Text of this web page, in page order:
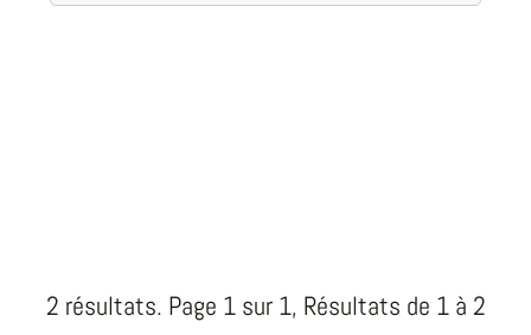
2 résultats. Page 1 sur 1, Résultats de 1 à 2